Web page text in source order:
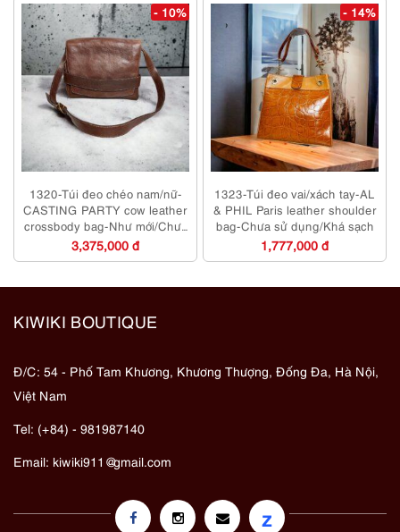
- 10%
1320-Túi đeo chéo nam/nữ-
CASTING PARTY cow leather
crossbody bag-Như mới/Chưa
sử dụng
3,375,000 đ
- 14%
1323-Túi đeo vai/xách tay-AL
& PHIL Paris leather shoulder
bag-Chưa sử dụng/Khá sạch
1,777,000 đ
KIWIKI BOUTIQUE
Đ/C: 54 - Phố Tam Khương, Khương Thượng, Đống Đa, Hà Nội,
Việt Nam
Tel: (+84) - 981987140
Email: kiwiki911@gmail.com
z